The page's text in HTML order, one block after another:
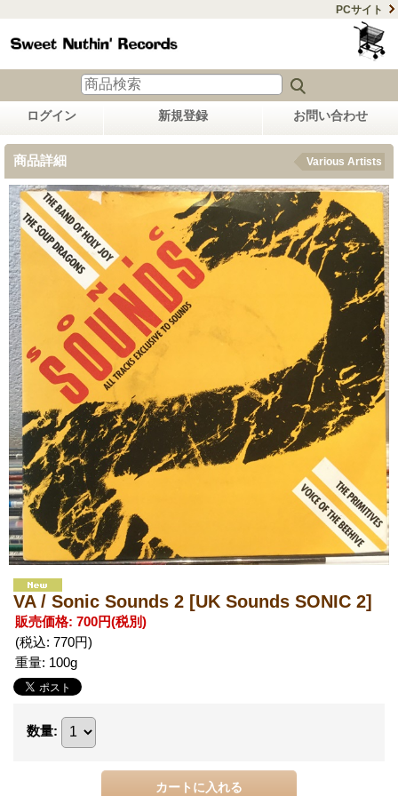
PCサイト
ログイン 新規登録 お問い合わせ
商品詳細 Various Artists
VA / Sonic Sounds 2 [UK Sounds SONIC 2]
販売価格: 700円(税別)
(税込: 770円)
重量: 100g
数量: